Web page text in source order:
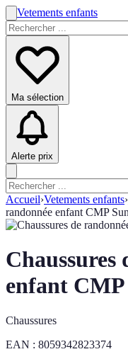
Vetements enfants
Ma sélection
Alerte prix
Accueil›Vetements enfants›
randonnée enfant CMP Sun
Chaussures
enfant CMP
Chaussures
EAN : 8059342823374